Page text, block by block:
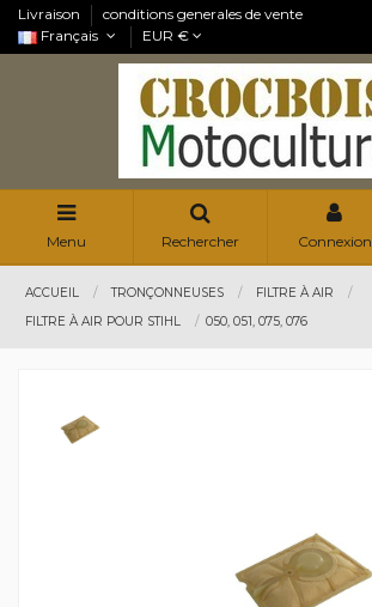
Livraison
conditions generales de vente
Français
EUR €
Menu Rechercher Connexion
ACCUEIL TRONÇONNEUSES
FILTRE À AIR
FILTRE À AIR POUR STIHL
050, 051, 075, 076